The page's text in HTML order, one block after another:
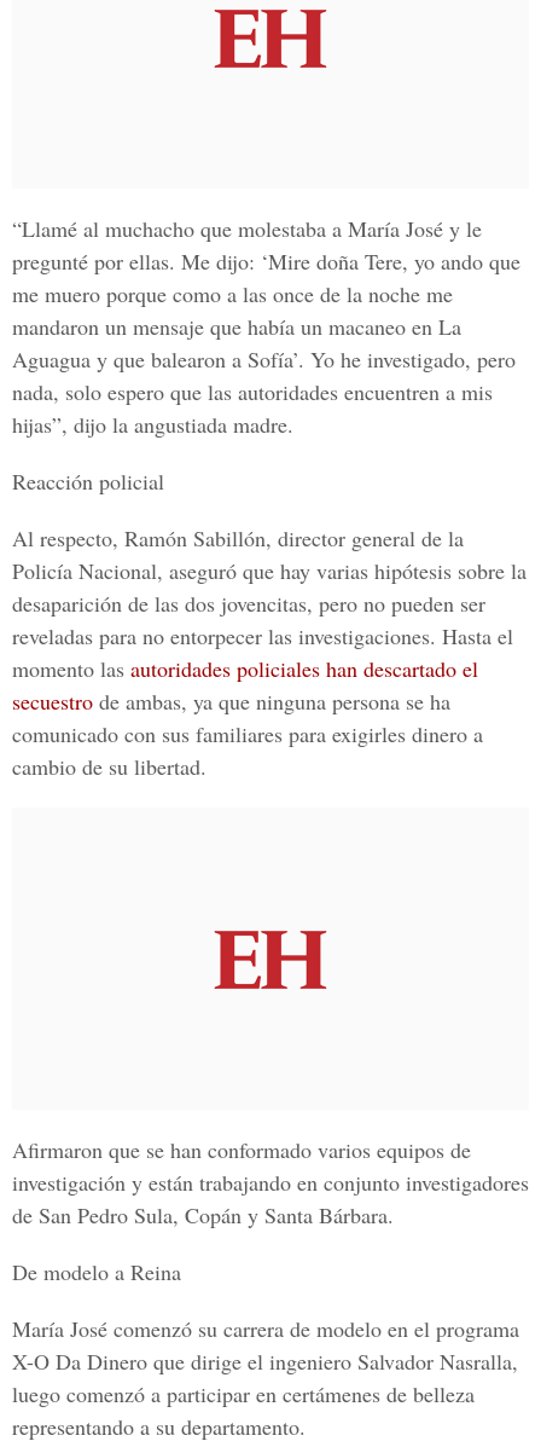
“Llamé al muchacho que molestaba a María José y le
pregunté por ellas. Me dijo: ‘Mire doña Tere, yo ando que
me muero porque como a las once de la noche me
mandaron un mensaje que había un macaneo en La
Aguagua y que balearon a Sofía’. Yo he investigado, pero
nada, solo espero que las autoridades encuentren a mis
hijas”, dijo la angustiada madre.
Reacción policial
Al respecto, Ramón Sabillón, director general de la
Policía Nacional, aseguró que hay varias hipótesis sobre la
desaparición de las dos jovencitas, pero no pueden ser
reveladas para no entorpecer las investigaciones. Hasta el
momento las autoridades policiales han descartado el
secuestro de ambas, ya que ninguna persona se ha
comunicado con sus familiares para exigirles dinero a
cambio de su libertad.
Afirmaron que se han conformado varios equipos de
investigación y están trabajando en conjunto investigadores
de San Pedro Sula, Copán y Santa Bárbara.
De modelo a Reina
María José comenzó su carrera de modelo en el programa
X-O Da Dinero que dirige el ingeniero Salvador Nasralla,
luego comenzó a participar en certámenes de belleza
representando a su departamento.